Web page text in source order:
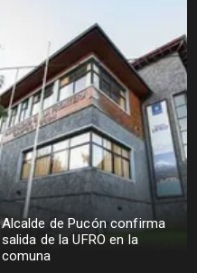
Alcalde de Pucón confirma
salida de la UFRO en la
comuna